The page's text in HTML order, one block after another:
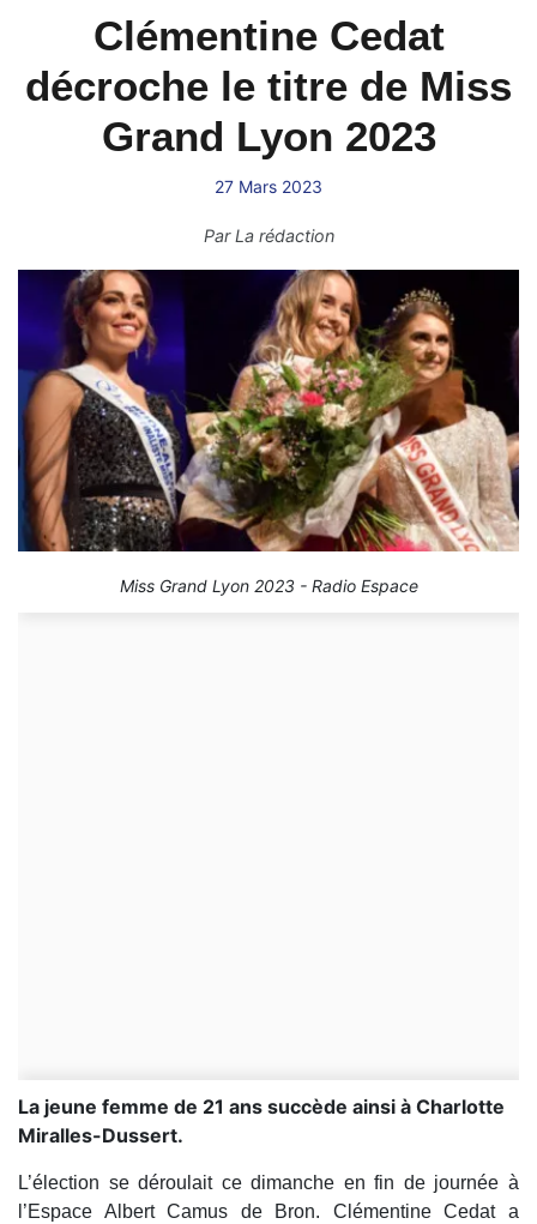
Clémentine Cedat
décroche le titre de Miss
Grand Lyon 2023
27 Mars 2023
ParLa rédaction
Miss Grand Lyon 2023 - Radio Espace
La jeune femme de 21 ans succède ainsi à Charlotte
Miralles-Dussert.
L’élection se déroulait ce dimanche en fin de journée à
l’Espace Albert Camus de Bron. Clémentine Cedat a